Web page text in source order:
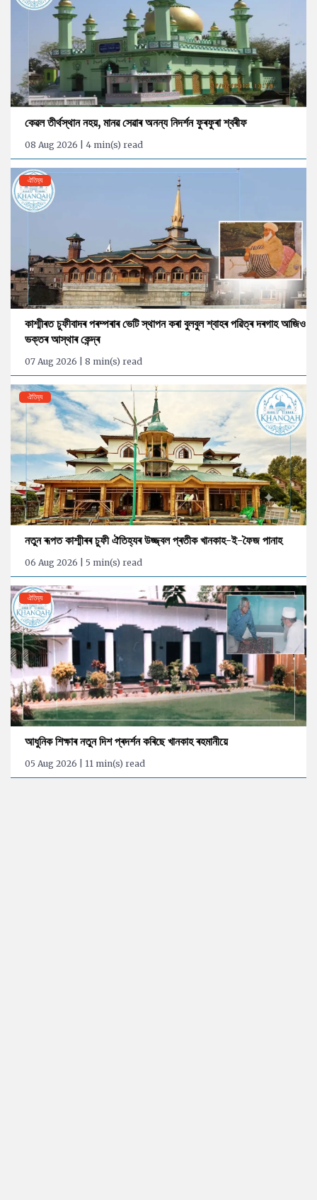
কেৱল তীৰ্থস্থান নহয়, মানৱ সেৱাৰ অনন্য নিদৰ্শন ফুৰফুৰা শ্বৰীফ
08 Aug 2026 | 4 min(s) read
ঐতিহ্য
কাশ্মীৰত চুফীবাদৰ পৰম্পৰাৰ ভেটি স্থাপন কৰা বুলবুল শ্বাহৰ পৱিত্ৰ দৰগাহ আজিও
ভক্তৰ আস্থাৰ কেন্দ্ৰ
07 Aug 2026 | 8 min(s) read
ঐতিহ্য
নতুন ৰূপত কাশ্মীৰৰ চুফী ঐতিহ্যৰ উজ্জ্বল প্ৰতীক খানকাহ-ই-ফৈজ পানাহ
06 Aug 2026 | 5 min(s) read
ঐতিহ্য
আধুনিক শিক্ষাৰ নতুন দিশ প্ৰদৰ্শন কৰিছে খানকাহ ৰহমানীয়ে
05 Aug 2026 | 11 min(s) read